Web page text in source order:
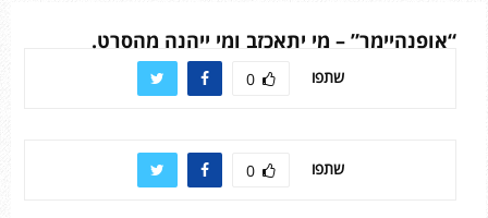
“אופנהיימר” – מי יתאכזב ומי ייהנה מהסרט.
שתפו 0
שתפו 0